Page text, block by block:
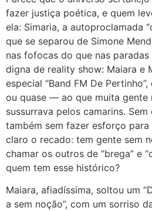
fazer justiça poética, e quem
ela: Simaria, a autoproclamada
que se separou de Simone
nas fofocas do que nas
digna de reality show: Maiara e
especial “Band FM De
ou quase — ao que muita gente
sussurrava pelos camarins.
também sem fazer esforço para
claro o recado: tem gente sem
chamar os outros de “brega” e
quem tem esse histórico?
Maiara, afiadíssima, soltou um
a sem noção”, com um sorriso